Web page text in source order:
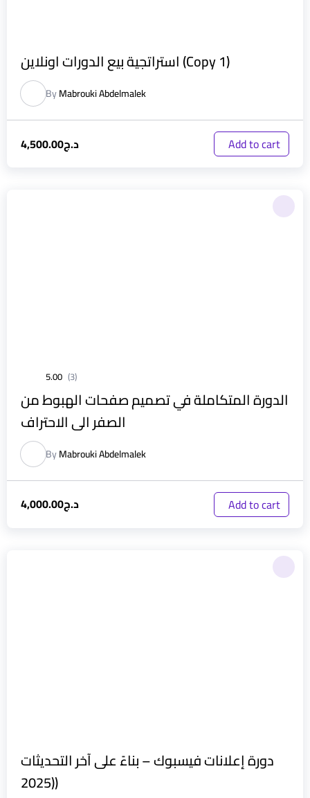
استراتجية بيع الدورات اونلاين (Copy 1)
ByMabrouki Abdelmalek
د.ج4,500.00 Add to cart
5.00 (3)
الدورة المتكاملة في تصميم صفحات الهبوط من
الصفر الى الاحتراف
ByMabrouki Abdelmalek
د.ج4,000.00 Add to cart
دورة إعلانات فيسبوك – بناءً على آخر التحديثات
(2025)